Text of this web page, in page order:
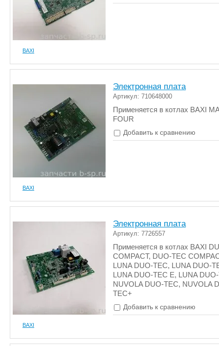
BAXI
BAXI
Электронная плата
Артикул: 710648000
Применяется в котлах BAXI
FOUR
Добавить к сравнению
BAXI
Электронная плата
Артикул: 7726557
Применяется в котлах BAXI
COMPACT, DUO-TEC
LUNA DUO-TEC, LUNA DUO-
LUNA DUO-TEC E, LUNA
NUVOLA DUO-TEC, NUVOLA
TEC+
Добавить к сравнению